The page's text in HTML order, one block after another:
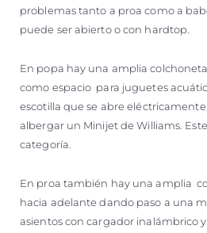
problemas tanto a proa como a
puede ser abierto o con hardtop.
En popa hay una amplia
como espacio para juguetes
escotilla que se abre
albergar un Minijet de Williams.
categoría.
En proa también hay una amplia
hacia adelante dando paso a una
asientos con cargador inalámbrico